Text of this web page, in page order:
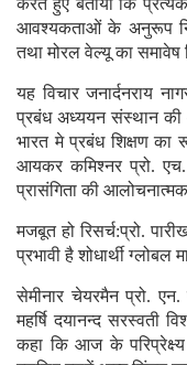
करते हुए बताया कि
आवश्यकताओं के अनुरूप
तथा मोरल वेल्यू का समावेष
यह विचार जनार्दनराय
प्रबंध अध्ययन संस्थान की
भारत मे प्रबंध शिक्षण का
आयकर कमिश्नर प्रो.
प्रासंगिता की
मजबूत हो रिसर्च:प्रो.
प्रभावी है शोधार्थी
सेमीनार चेयरमैन प्रो.
महर्षि दयानन्द सरस्वती
कहा कि आज के